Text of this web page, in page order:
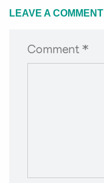
LEAVE A COMMENT
Comment *